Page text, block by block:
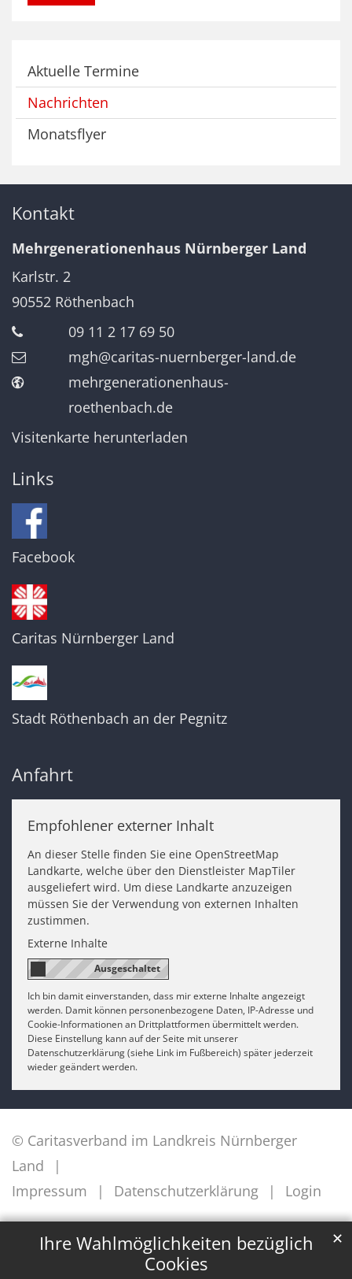
Ihre Wahlmöglichkeiten bezüglich
Cookies
✕
Aktuelle Termine
Nachrichten
Monatsflyer
Kontakt
Mehrgenerationenhaus Nürnberger Land
Karlstr. 2
90552 Röthenbach
09 11 2 17 69 50
mgh@caritas-nuernberger-land.de
mehrgenerationenhaus-
roethenbach.de
Visitenkarte herunterladen
Links
Facebook
Caritas Nürnberger Land
Stadt Röthenbach an der Pegnitz
Anfahrt
Empfohlener externer Inhalt
An dieser Stelle finden Sie eine OpenStreetMap
Landkarte, welche über den Dienstleister MapTiler
ausgeliefert wird. Um diese Landkarte anzuzeigen
müssen Sie der Verwendung von externen Inhalten
zustimmen.
Externe Inhalte
Ich bin damit einverstanden, dass mir externe Inhalte angezeigt
werden. Damit können personenbezogene Daten, IP-Adresse und
Cookie-Informationen an Drittplattformen übermittelt werden.
Diese Einstellung kann auf der Seite mit unserer
Datenschutzerklärung (siehe Link im Fußbereich) später jederzeit
wieder geändert werden.
© Caritasverband im Landkreis Nürnberger
Land
Impressum
Datenschutzerklärung Login